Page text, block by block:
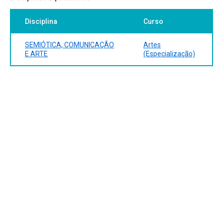
Reis. São Paulo: Edições Loyola,2007.
Disciplina Curso
SEMIÓTICA, COMUNICAÇÃO
E ARTE
Artes
(Especialização)